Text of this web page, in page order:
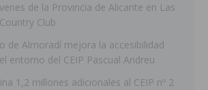
de la Provincia de Alicante en Las
Club
de Almoradí mejora la accesibilidad
entorno del CEIP Pascual Andreu
1,2 millones adicionales al CEIP nº 2